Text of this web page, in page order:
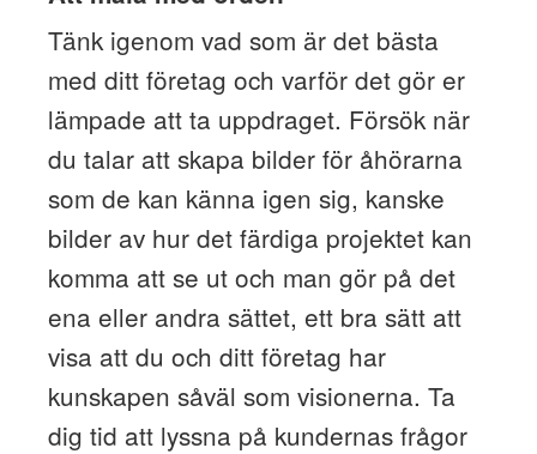
Tänk igenom vad som är det bästa
med ditt företag och varför det gör er
lämpade att ta uppdraget. Försök när
du talar att skapa bilder för åhörarna
som de kan känna igen sig, kanske
bilder av hur det färdiga projektet kan
komma att se ut och man gör på det
ena eller andra sättet, ett bra sätt att
visa att du och ditt företag har
kunskapen såväl som visionerna. Ta
dig tid att lyssna på kundernas frågor